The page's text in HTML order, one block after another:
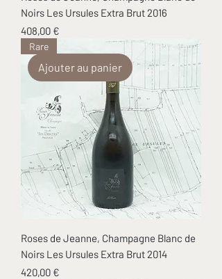
Noirs Les Ursules Extra Brut 2016
Prix
408,00 €
Ajouter au panier
Rare
Roses de Jeanne, Champagne Blanc de
Noirs Les Ursules Extra Brut 2014
Prix
420,00 €